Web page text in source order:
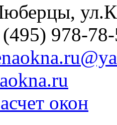
,
(495) 978-
окон